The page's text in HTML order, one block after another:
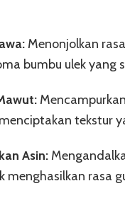
Menonjolkan
bumbu ulek yang
tekstur
Asin:
menghasilkan rasa